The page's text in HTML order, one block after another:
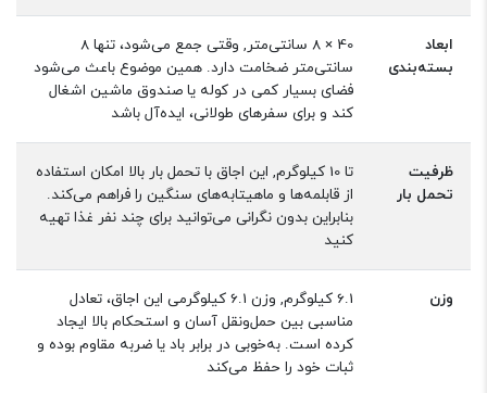
ابعاد
بسته‌بندی
40 × 8 سانتی‌متر, وقتی جمع می‌شود، تنها 8
سانتی‌متر ضخامت دارد. همین موضوع باعث می‌شود
فضای بسیار کمی در کوله یا صندوق ماشین اشغال
کند و برای سفرهای طولانی، ایده‌آل باشد
ظرفیت
تحمل بار
تا 10 کیلوگرم, این اجاق با تحمل بار بالا امکان استفاده
از قابلمه‌ها و ماهیتابه‌های سنگین را فراهم می‌کند.
بنابراین بدون نگرانی می‌توانید برای چند نفر غذا تهیه
کنید
وزن
6.1 کیلوگرم, وزن 6.1 کیلوگرمی این اجاق، تعادل
مناسبی بین حمل‌ونقل آسان و استحکام بالا ایجاد
کرده است. به‌خوبی در برابر باد یا ضربه مقاوم بوده و
ثبات خود را حفظ می‌کند